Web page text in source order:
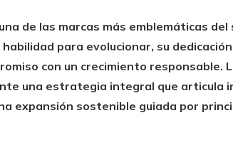
de las marcas más emblemáticas
para evolucionar, su
con un crecimiento responsable.
una estrategia integral que articula
expansión sostenible guiada por